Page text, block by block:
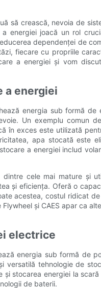
să crească, nevoia de
energiei joacă un rol
dependenței de
fiecare cu propriile
a energiei și vom
a energiei
energia sub formă
Un exemplu comun
în exces este utilizată
apa stocată este
a energiei includ
cele mai mature și
și eficiența. Oferă o
acestea, costul ridicat
și CAES apar ca
electrice
energia sub formă de
versatilă tehnologie de
stocarea energiei la
de baterii.